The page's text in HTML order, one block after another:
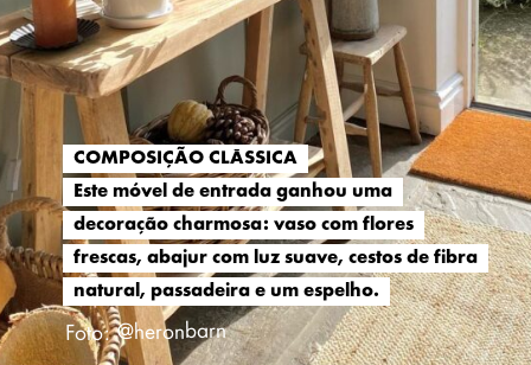
COMPOSIÇÃO CLÁSSICA
Este móvel de entrada ganhou uma
decoração charmosa: vaso com flores
frescas, abajur com luz suave, cestos de fibra
natural, passadeira e um espelho.
COMPOSIÇÃO CLÁSSICA
Este móvel de entrada ganhou uma
decoração charmosa: vaso com flores
frescas, abajur com luz suave, cestos de fibra
natural, passadeira e um espelho.
Foto: @heronbarn